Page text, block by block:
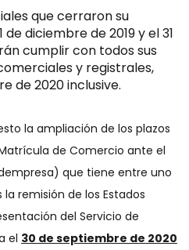
que cerraron su
diciembre de 2019 y el 31
cumplir con todos sus
y registrales,
de 2020 inclusive.
la ampliación de los plazos
de Comercio ante el
que tiene entre uno
remisión de los Estados
del Servicio de
el 30 de septiembre de 2020